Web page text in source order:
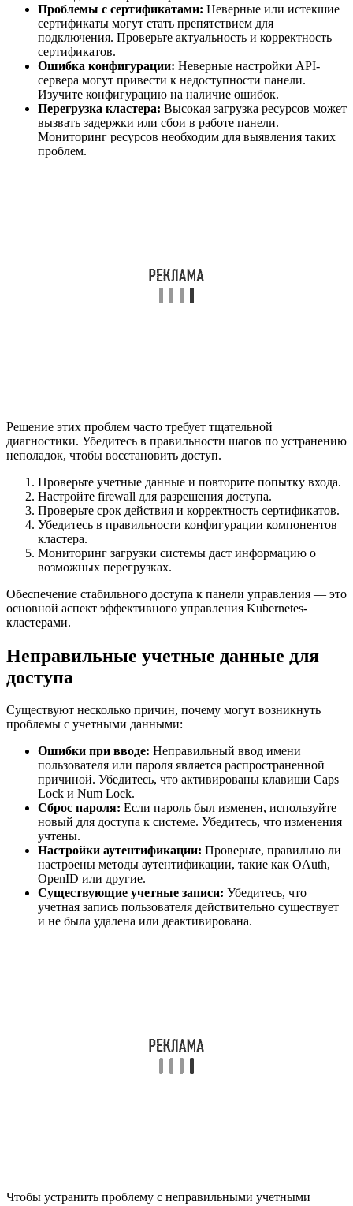
Проблемы с сертификатами: Неверные или истекшие
сертификаты могут стать препятствием для
подключения. Проверьте актуальность и корректность
сертификатов.
Ошибка конфигурации: Неверные настройки API-
сервера могут привести к недоступности панели.
Изучите конфигурацию на наличие ошибок.
Перегрузка кластера: Высокая загрузка ресурсов может
вызвать задержки или сбои в работе панели.
Мониторинг ресурсов необходим для выявления таких
проблем.
Решение этих проблем часто требует тщательной
диагностики. Убедитесь в правильности шагов по устранению
неполадок, чтобы восстановить доступ.
Проверьте учетные данные и повторите попытку входа.
Настройте firewall для разрешения доступа.
Проверьте срок действия и корректность сертификатов.
Убедитесь в правильности конфигурации компонентов
кластера.
Мониторинг загрузки системы даст информацию о
возможных перегрузках.
Обеспечение стабильного доступа к панели управления — это
основной аспект эффективного управления Kubernetes-
кластерами.
Неправильные учетные данные для
доступа
Существуют несколько причин, почему могут возникнуть
проблемы с учетными данными:
Ошибки при вводе: Неправильный ввод имени
пользователя или пароля является распространенной
причиной. Убедитесь, что активированы клавиши Caps
Lock и Num Lock.
Сброс пароля: Если пароль был изменен, используйте
новый для доступа к системе. Убедитесь, что изменения
учтены.
Настройки аутентификации: Проверьте, правильно ли
настроены методы аутентификации, такие как OAuth,
OpenID или другие.
Существующие учетные записи: Убедитесь, что
учетная запись пользователя действительно существует
и не была удалена или деактивирована.
Чтобы устранить проблему с неправильными учетными